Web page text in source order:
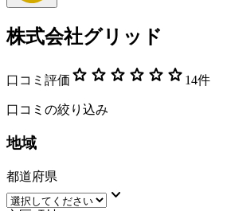
株式会社グリッド
口コミ評価 star star star star star star 14件
口コミの絞り込み
地域
都道府県
keyboard_arrow_down